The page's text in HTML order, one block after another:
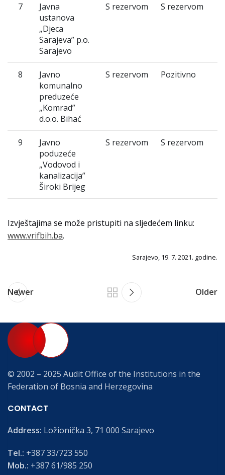
7
Javna
ustanova
„Djeca
Sarajeva” p.o.
Sarajevo
S rezervom S rezervom
8
Javno
komunalno
preduzeće
„Komrad”
d.o.o. Bihać
S rezervom Pozitivno
9
Javno
poduzeće
„Vodovod i
kanalizacija”
Široki Brijeg
S rezervom S rezervom
Izvještajima se može pristupiti na sljedećem linku:
www.vrifbih.ba.
Sarajevo, 19. 7. 2021. godine.
Newer Older
© 2002 – 2025 Audit Office of the Institutions in the
Federation of Bosnia and Herzegovina
CONTACT
Address: Ložionička 3, 71 000 Sarajevo
Tel.: +387 33/723 550
Mob.: +387 61/985 250